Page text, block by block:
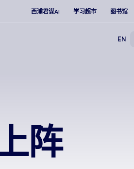
西浦君谋AI 学习超市 图书馆
EN
阵